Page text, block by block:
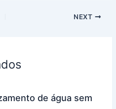
NEXT
de água sem